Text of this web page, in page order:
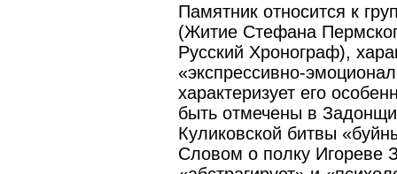
Памятник относится к
(Житие Стефана
Русский Хронограф),
«экспрессивно-
характеризует его
быть отмечены в
Куликовской битвы
Словом о полку Игореве